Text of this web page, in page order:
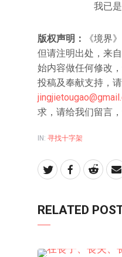
我已
版权声明：
《境界
但请注明出处，来
始内容做任何修改
投稿及奉献支持，
求，请给我们留言，
IN: 寻找十字架
RELATED